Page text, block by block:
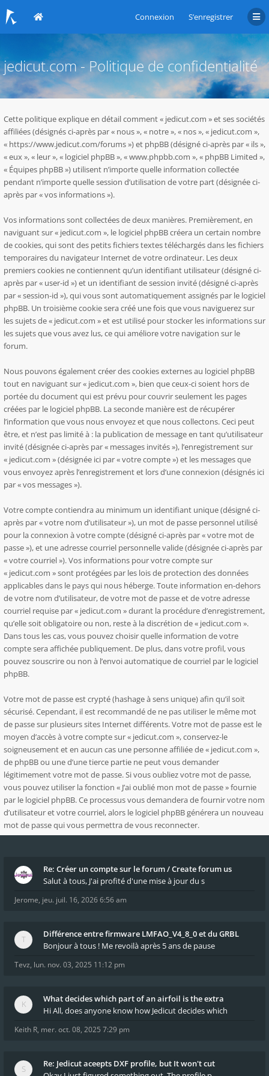
Connexion S’enregistrer
jedicut.com - Politique de confidentialité
Cette politique explique en détail comment « jedicut.com » et ses sociétés
affiliées (désignés ci-après par « nous », « notre », « nos », « jedicut.com »,
« https://www.jedicut.com/forums ») et phpBB (désigné ci-après par « ils »,
« eux », « leur », « logiciel phpBB », « www.phpbb.com », « phpBB Limited »,
« Équipes phpBB ») utilisent n’importe quelle information collectée
pendant n’importe quelle session d’utilisation de votre part (désignée ci-
après par « vos informations »).
Vos informations sont collectées de deux manières. Premièrement, en
naviguant sur « jedicut.com », le logiciel phpBB créera un certain nombre
de cookies, qui sont des petits fichiers textes téléchargés dans les fichiers
temporaires du navigateur Internet de votre ordinateur. Les deux
premiers cookies ne contiennent qu’un identifiant utilisateur (désigné ci-
après par « user-id ») et un identifiant de session invité (désigné ci-après
par « session-id »), qui vous sont automatiquement assignés par le logiciel
phpBB. Un troisième cookie sera créé une fois que vous naviguerez sur
les sujets de « jedicut.com » et est utilisé pour stocker les informations sur
les sujets que vous avez lus, ce qui améliore votre navigation sur le
forum.
Nous pouvons également créer des cookies externes au logiciel phpBB
tout en naviguant sur « jedicut.com », bien que ceux-ci soient hors de
portée du document qui est prévu pour couvrir seulement les pages
créées par le logiciel phpBB. La seconde manière est de récupérer
l’information que vous nous envoyez et que nous collectons. Ceci peut
être, et n’est pas limité à : la publication de message en tant qu’utilisateur
invité (désignée ci-après par « messages invités »), l’enregistrement sur
« jedicut.com » (désignée ici par « votre compte ») et les messages que
vous envoyez après l’enregistrement et lors d’une connexion (désignés ici
par « vos messages »).
Votre compte contiendra au minimum un identifiant unique (désigné ci-
après par « votre nom d’utilisateur »), un mot de passe personnel utilisé
pour la connexion à votre compte (désigné ci-après par « votre mot de
passe »), et une adresse courriel personnelle valide (désignée ci-après par
« votre courriel »). Vos informations pour votre compte sur
« jedicut.com » sont protégées par les lois de protection des données
applicables dans le pays qui nous héberge. Toute information en-dehors
de votre nom d’utilisateur, de votre mot de passe et de votre adresse
courriel requise par « jedicut.com » durant la procédure d’enregistrement,
qu’elle soit obligatoire ou non, reste à la discrétion de « jedicut.com ».
Dans tous les cas, vous pouvez choisir quelle information de votre
compte sera affichée publiquement. De plus, dans votre profil, vous
pouvez souscrire ou non à l’envoi automatique de courriel par le logiciel
phpBB.
Votre mot de passe est crypté (hashage à sens unique) afin qu’il soit
sécurisé. Cependant, il est recommandé de ne pas utiliser le même mot
de passe sur plusieurs sites Internet différents. Votre mot de passe est le
moyen d’accès à votre compte sur « jedicut.com », conservez-le
soigneusement et en aucun cas une personne affiliée de « jedicut.com »,
de phpBB ou une d’une tierce partie ne peut vous demander
légitimement votre mot de passe. Si vous oubliez votre mot de passe,
vous pouvez utiliser la fonction « J’ai oublié mon mot de passe » fournie
par le logiciel phpBB. Ce processus vous demandera de fournir votre nom
d’utilisateur et votre courriel, alors le logiciel phpBB générera un nouveau
mot de passe qui vous permettra de vous reconnecter.
Re: Créer un compte sur le forum / Create forum us
Salut à tous, J'ai profité d'une mise à jour du s
Jerome, jeu. juil. 16, 2026 6:56 am
Différence entre firmware LMFAO_V4_8_0 et du GRBL
Bonjour à tous ! Me revoilà après 5 ans de pause
Tevz, lun. nov. 03, 2025 11:12 pm
What decides which part of an airfoil is the extra
Hi All, does anyone know how Jedicut decides which
Keith R, mer. oct. 08, 2025 7:29 pm
Re: Jedicut aceepts DXF profile, but It won't cut